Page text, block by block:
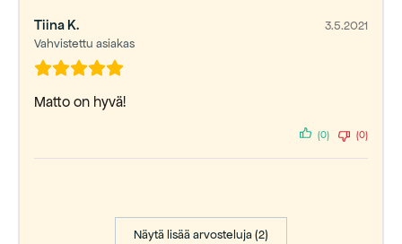
Tiina K.
Vahvistettu asiakas
3.5.2021
Matto on hyvä!
(0) (0)
Näytä lisää arvosteluja (2)